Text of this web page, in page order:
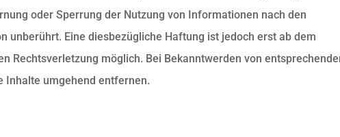
oder Sperrung der Nutzung von Informationen nach den
unberührt. Eine diesbezügliche Haftung ist jedoch erst ab dem
Rechtsverletzung möglich. Bei Bekanntwerden von
Inhalte umgehend entfernen.